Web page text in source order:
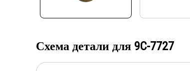
Схема детали для 9C-7727